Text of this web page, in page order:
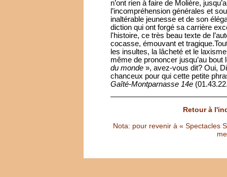
n’ont rien à faire de Molière,
l’incompréhension générales et
inaltérable jeunesse et de son
diction qui ont forgé sa carrière
l'histoire, ce très beau texte de
cocasse, émouvant et
les insultes, la lâcheté et le
même de prononcer jusqu’au
du monde », avez-vous dit? Oui,
chanceux pour qui cette petite
Gaîté-Montparnasse 14e
Retour à
Nota: pour revenir à « Spectacles